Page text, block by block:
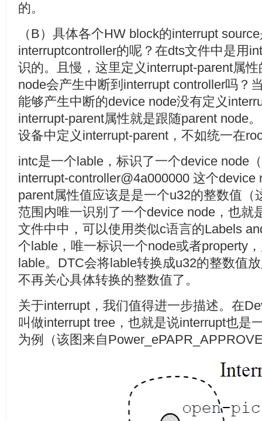
的。
（B）具体各个HW block的interrupt
interruptcontroller的呢？在dts文件中是用
识的。且慢，这里定义interrupt-parent属
node会产生中断到interrupt controller吗？
能够产生中断的device node没有定义
interrupt-parent属性就是跟随parent node
设备中定义interrupt-parent，不如统一在
intc是一个lable，标识了一个device node
interrupt-controller@4a000000 这个
parent属性值应该是是一个u32的整数值（
范围内唯一识别了一个device node，也就
文件中中，可以使用类似c语言的Labels
个lable，唯一标识一个node或者property
lable。DTC会将lable转换成u32的整数值
不再关心具体转换的整数值了。
关于interrupt，我们值得进一步描述。在
叫做interrupt tree，也就是说interrupt也是
为例（该图来自